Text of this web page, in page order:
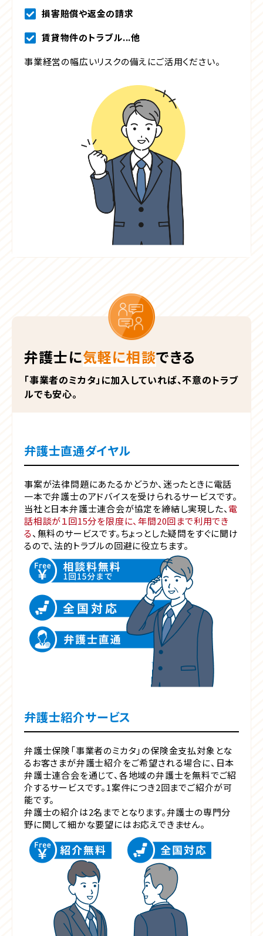
損害賠償や返金の請求
賃貸物件のトラブル...他
事業経営の幅広いリスクの備えにご活用ください。
弁護士に気軽に相談できる
「事業者のミカタ」に加入していれば、不意のトラブ
ルでも安心。
弁護士直通ダイヤル
事案が法律問題にあたるかどうか、迷ったときに電話
一本で弁護士のアドバイスを受けられるサービスです。
当社と日本弁護士連合会が協定を締結し実現した、 電
話相談が１回15分を限度に、年間20回まで利用でき
る、無料のサービスです。ちょっとした疑問をすぐに聞け
るので、法的トラブルの回避に役立ちます。
弁護士紹介サービス
弁護士保険「事業者のミカタ」の保険金支払対象とな
るお客さまが弁護士紹介をご希望される場合に、日本
弁護士連合会を通じて、各地域の弁護士を無料でご紹
介するサービスです。1案件につき2回までご紹介が可
能です。
弁護士の紹介は2名までとなります。弁護士の専門分
野に関して細かな要望にはお応えできません。